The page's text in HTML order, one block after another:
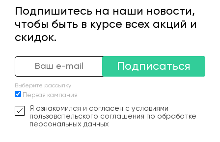
Подпишитесь на наши новости,
чтобы быть в курсе всех акций и
скидок.
Подписаться
Выберите рассылку
Первая кампания
Я ознакомился и согласен с условиями
пользовательского соглашения по обработке
персональных данных